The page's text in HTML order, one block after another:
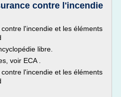
contre l'incendie
l'incendie et les éléments
libre.
voir ECA .
l'incendie et les éléments